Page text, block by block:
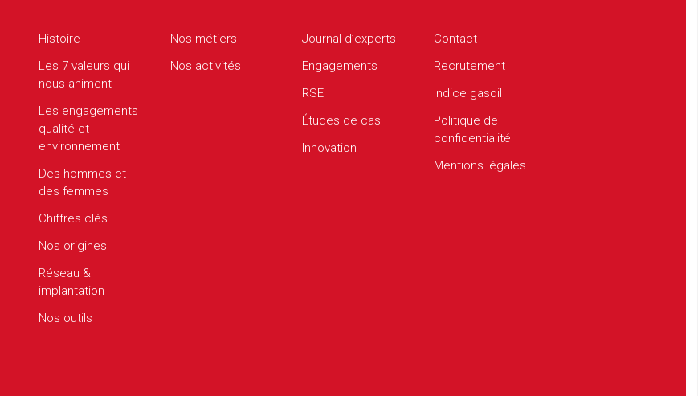
Histoire
Les 7 valeurs qui
nous animent
Les engagements
qualité et
environnement
Des hommes et
des femmes
Chiffres clés
Nos origines
Réseau &
implantation
Nos outils
Nos métiers
Nos activités
Journal d’experts
Engagements
RSE
Études de cas
Innovation
Contact
Recrutement
Indice gasoil
Politique de
confidentialité
Mentions légales